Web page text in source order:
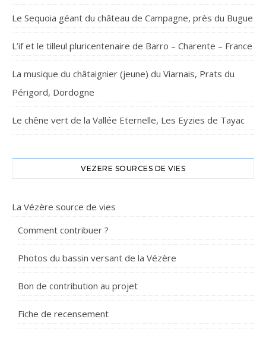
Le Sequoia géant du château de Campagne, près du Bugue
L’if et le tilleul pluricentenaire de Barro – Charente – France
La musique du châtaignier (jeune) du Viarnais, Prats du
Périgord, Dordogne
Le chêne vert de la Vallée Eternelle, Les Eyzies de Tayac
VEZERE SOURCES DE VIES
La Vézère source de vies
Comment contribuer ?
Photos du bassin versant de la Vézère
Bon de contribution au projet
Fiche de recensement